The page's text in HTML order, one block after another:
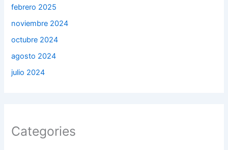
febrero 2025
noviembre 2024
octubre 2024
agosto 2024
julio 2024
Categories